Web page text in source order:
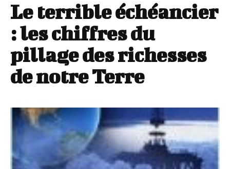
Le terrible échéancier
: les chiffres du
pillage des richesses
de notre Terre